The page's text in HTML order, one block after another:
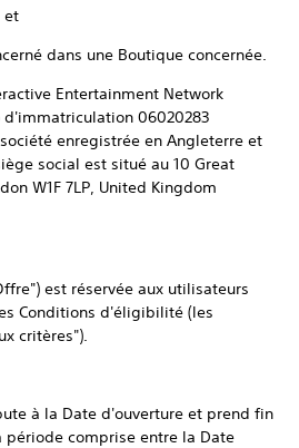
et
dans une Boutique concernée.
Entertainment Network
06020283
société enregistrée en Angleterre et
social est situé au 10 Great
W1F 7LP, United Kingdom
est réservée aux utilisateurs
Conditions d'éligibilité (les
critères").
la Date d'ouverture et prend fin
comprise entre la Date